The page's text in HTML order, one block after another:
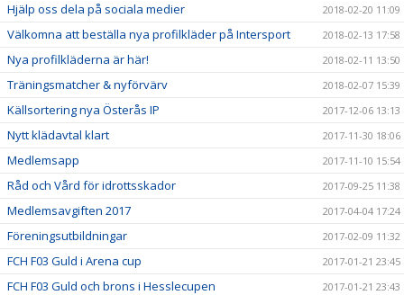
Hjälp oss dela på sociala medier 2018-02-20 11:09
Välkomna att beställa nya profilkläder på Intersport 2018-02-13 17:58
Nya profilkläderna är här! 2018-02-11 13:50
Träningsmatcher & nyförvärv 2018-02-07 15:39
Källsortering nya Österås IP 2017-12-06 13:13
Nytt klädavtal klart 2017-11-30 18:06
Medlemsapp 2017-11-10 15:54
Råd och Vård för idrottsskador 2017-09-25 11:38
Medlemsavgiften 2017 2017-04-04 17:24
Föreningsutbildningar 2017-02-09 11:32
FCH F03 Guld i Arena cup 2017-01-21 23:45
FCH F03 Guld och brons i Hesslecupen 2017-01-21 23:43